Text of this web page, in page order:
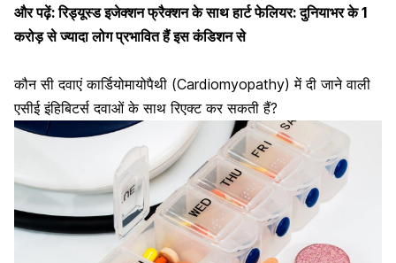
और पढ़ें:रिड्यूस्ड इजेक्शन फ्रैक्शन के साथ हार्ट फेलियर: दुनियाभर के 1
करोड़ से ज्यादा लोग प्रभावित हैं इस कंडिशन से
कौन सी दवाएं कार्डियोमायोपैथी (Cardiomyopathy) में दी जाने वाली
एसीई इंहिबिटर्स दवाओं के साथ रिएक्ट कर सकती हैं?